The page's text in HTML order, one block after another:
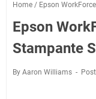
Home / Epson WorkForce
Epson
Stampante
By Aaron Williams